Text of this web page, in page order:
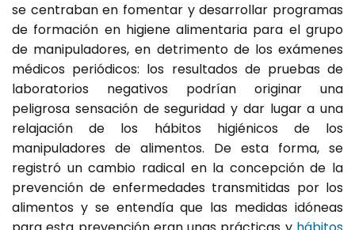
se centraban en fomentar y desarrollar programas
de formación en higiene alimentaria para el grupo
de manipuladores, en detrimento de los exámenes
médicos periódicos: los resultados de pruebas de
laboratorios negativos podrían originar una
peligrosa sensación de seguridad y dar lugar a una
relajación de los hábitos higiénicos de los
manipuladores de alimentos. De esta forma, se
registró un cambio radical en la concepción de la
prevención de enfermedades transmitidas por los
alimentos y se entendía que las medidas idóneas